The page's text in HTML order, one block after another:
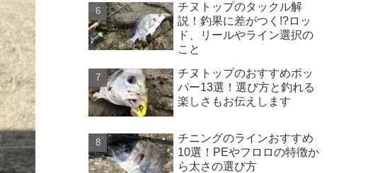
チヌトップのタックル解
説！釣果に差がつく!?ロッ
ド、リールやライン選択の
こと
チヌトップのおすすめポッ
パー13選！選び方と釣れる
楽しさもお伝えします
チニングのラインおすすめ
10選！PEやフロロの特徴か
ら太さの選び方